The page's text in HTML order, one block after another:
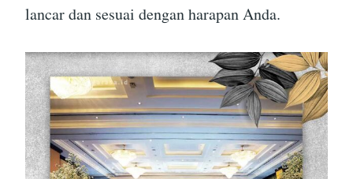
lancar dan sesuai dengan harapan Anda.